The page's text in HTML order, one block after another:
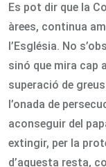
Es pot dir que la
àrees, continua
l’Església. No
sinó que mira cap
superació de
l’onada de
aconseguir del
extingir, per la
d’aquesta resta,